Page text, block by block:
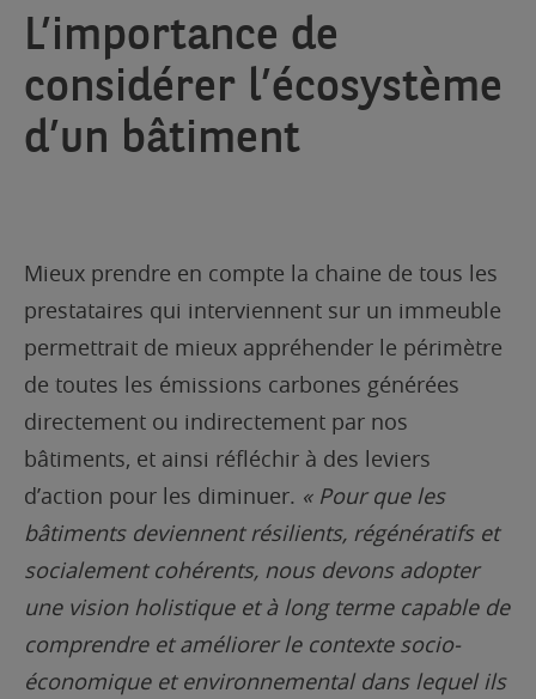
L’importance de
considérer l’écosystème
d’un bâtiment
Mieux prendre en compte la chaine de tous les
prestataires qui interviennent sur un immeuble
permettrait de mieux appréhender le périmètre
de toutes les émissions carbones générées
directement ou indirectement par nos
bâtiments, et ainsi réfléchir à des leviers
d’action pour les diminuer. « Pour que les
bâtiments deviennent résilients, régénératifs et
socialement cohérents, nous devons adopter
une vision holistique et à long terme capable de
comprendre et améliorer le contexte socio-
économique et environnemental dans lequel ils